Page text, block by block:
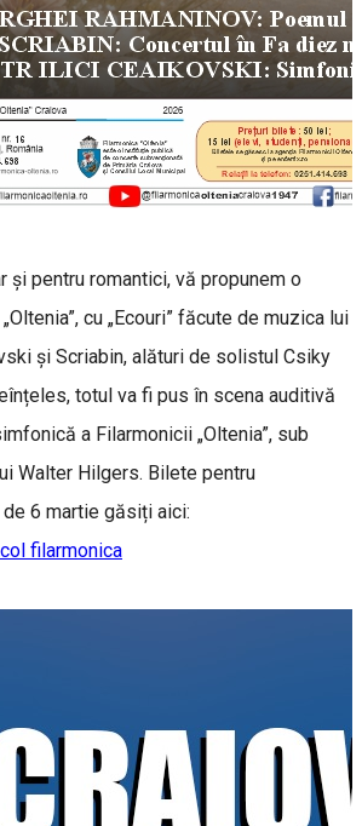
și pentru romantici, vă propunem o
cu „Ecouri” făcute de muzica lui
și Scriabin, alături de solistul Csiky
totul va fi pus în scena auditivă
a Filarmonicii „Oltenia”, sub
Walter Hilgers. Bilete pentru
6 martie găsiți aici:
filarmonica